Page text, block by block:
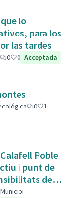
lo
para los
las tardes
0 0 Acceptada
0
1
Poble.
i punt de
del
Municipi